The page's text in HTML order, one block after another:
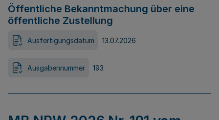
Öffentliche Bekanntmachung über eine
öffentliche Zustellung
Ausfertigungsdatum 13.07.2026
Ausgabennummer 193